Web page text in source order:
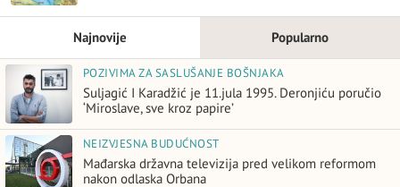
Najnovije Popularno
POZIVIMA ZA SASLUŠANJE BOŠNJAKA
Suljagić I Karadžić je 11.jula 1995. Deronjiću poručio
‘Miroslave, sve kroz papire’
NEIZVJESNA BUDUĆNOST
Mađarska državna televizija pred velikom reformom
nakon odlaska Orbana